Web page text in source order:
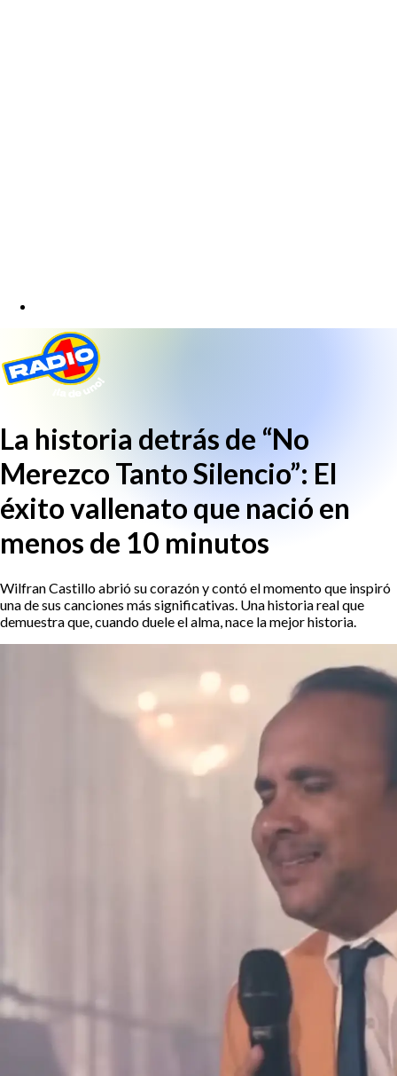
La historia detrás de “No
Merezco Tanto Silencio”: El
éxito vallenato que nació en
menos de 10 minutos
Wilfran Castillo abrió su corazón y contó el momento que inspiró
una de sus canciones más significativas. Una historia real que
demuestra que, cuando duele el alma, nace la mejor historia.